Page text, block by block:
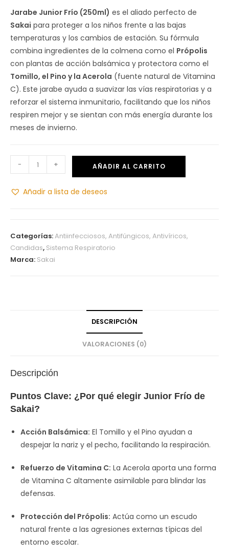
Jarabe Junior Frío (250ml) es el aliado perfecto de
Sakai para proteger a los niños frente a las bajas
temperaturas y los cambios de estación. Su fórmula
combina ingredientes de la colmena como el Própolis
con plantas de acción balsámica y protectora como el
Tomillo, el Pino y la Acerola (fuente natural de Vitamina
C). Este jarabe ayuda a suavizar las vías respiratorias y a
reforzar el sistema inmunitario, facilitando que los niños
respiren mejor y se sientan con más energía durante los
meses de invierno.
- + AÑADIR AL CARRITO
Añadir a lista de deseos
Categorías:Antiinfecciosos, Antifúngicos, Antivíricos,
Candidas, Sistema Respiratorio
Marca: Sakai
DESCRIPCIÓN
VALORACIONES (0)
Descripción
Puntos Clave: ¿Por qué elegir Junior Frío de
Sakai?
Acción Balsámica: El Tomillo y el Pino ayudan a
despejar la nariz y el pecho, facilitando la respiración.
Refuerzo de Vitamina C: La Acerola aporta una forma
de Vitamina C altamente asimilable para blindar las
defensas.
Protección del Própolis: Actúa como un escudo
natural frente a las agresiones externas típicas del
entorno escolar.